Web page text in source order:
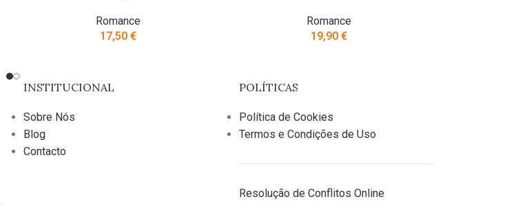
Romance
17,50€
Romance
19,90 €
INSTITUCIONAL
Sobre Nós
Blog
Contacto
POLÍTICAS
Política de Cookies
Termos e Condições de Uso
Resolução de Conflitos Online